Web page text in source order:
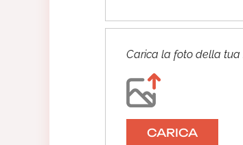
Carica la foto della tua
CARICA